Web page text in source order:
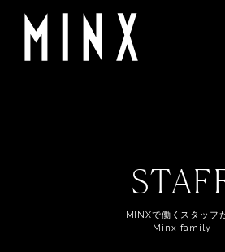
MINXで働くスタッフ
Minx family